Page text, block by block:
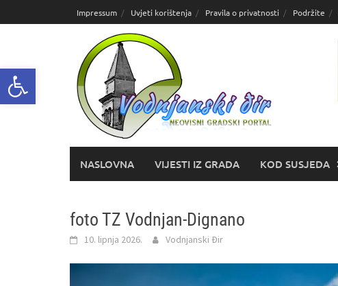
Open toolbar
do
Impressum Uvjeti korištenja Pravila o privatnosti Podržite
NASLOVNA VIJESTI IZ GRADA KOD SUSJEDA
foto TZ Vodnjan-Dignano
10. lipnja 2026. Vodnjanski Đir